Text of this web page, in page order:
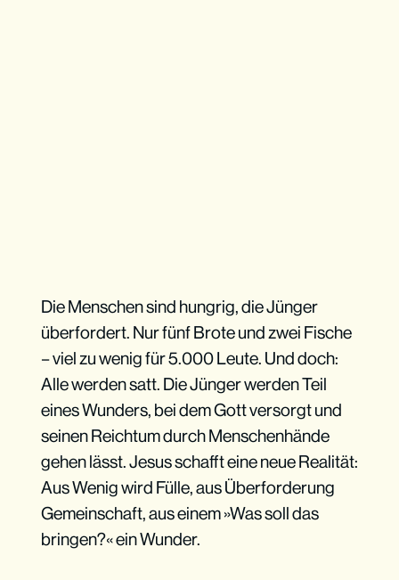
Die Menschen sind hungrig, die Jünger
überfordert. Nur fünf Brote und zwei Fische
– viel zu wenig für 5.000 Leute. Und doch:
Alle werden satt. Die Jünger werden Teil
eines Wunders, bei dem Gott versorgt und
seinen Reichtum durch Menschenhände
gehen lässt. Jesus schafft eine neue Realität:
Aus Wenig wird Fülle, aus Überforderung
Gemeinschaft, aus einem »Was soll das
bringen?« ein Wunder.